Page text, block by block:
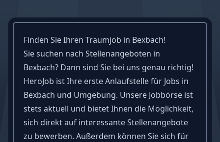
Finden Sie Ihren Traumjob in Bexbach!
Sie suchen nach Stellenangeboten in
Bexbach? Dann sind Sie bei uns genau richtig!
HeroJob ist Ihre erste Anlaufstelle für Jobs in
Bexbach und Umgebung. Unsere Jobbörse ist
stets aktuell und bietet Ihnen die Möglichkeit,
sich direkt auf interessante Stellenangebote
zu bewerben. Außerdem können Sie sich für